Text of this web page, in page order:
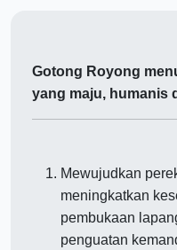
Gotong Royong
yang maju, humanis
Mewujudkan
meningkatkan
pembukaan
penguatan